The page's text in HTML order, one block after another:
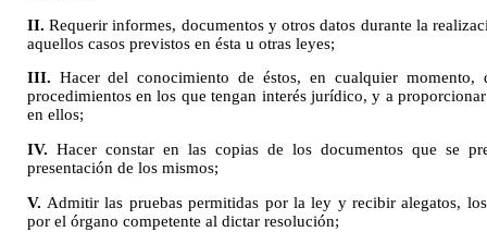
II. Requerir informes, documentos y otros datos durante la
aquellos casos previstos en ésta u otras leyes;
III. Hacer del conocimiento de éstos, en cualquier
procedimientos en los que tengan interés jurídico, y a
en ellos;
IV. Hacer constar en las copias de los documentos que se
presentación de los mismos;
V. Admitir las pruebas permitidas por la ley y recibir alegatos,
por el órgano competente al dictar resolución;